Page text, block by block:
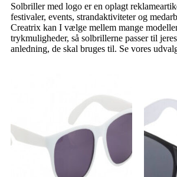
Solbriller med logo er en oplagt
festivaler, events, strandaktiviteter og
Creatrix kan I vælge mellem mange
trykmuligheder, så solbrillerne passer til
anledning, de skal bruges til. Se vores